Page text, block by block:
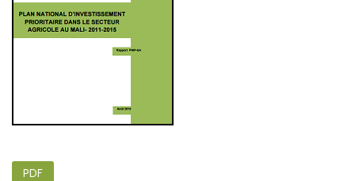
AFRICA WIDE
PDF